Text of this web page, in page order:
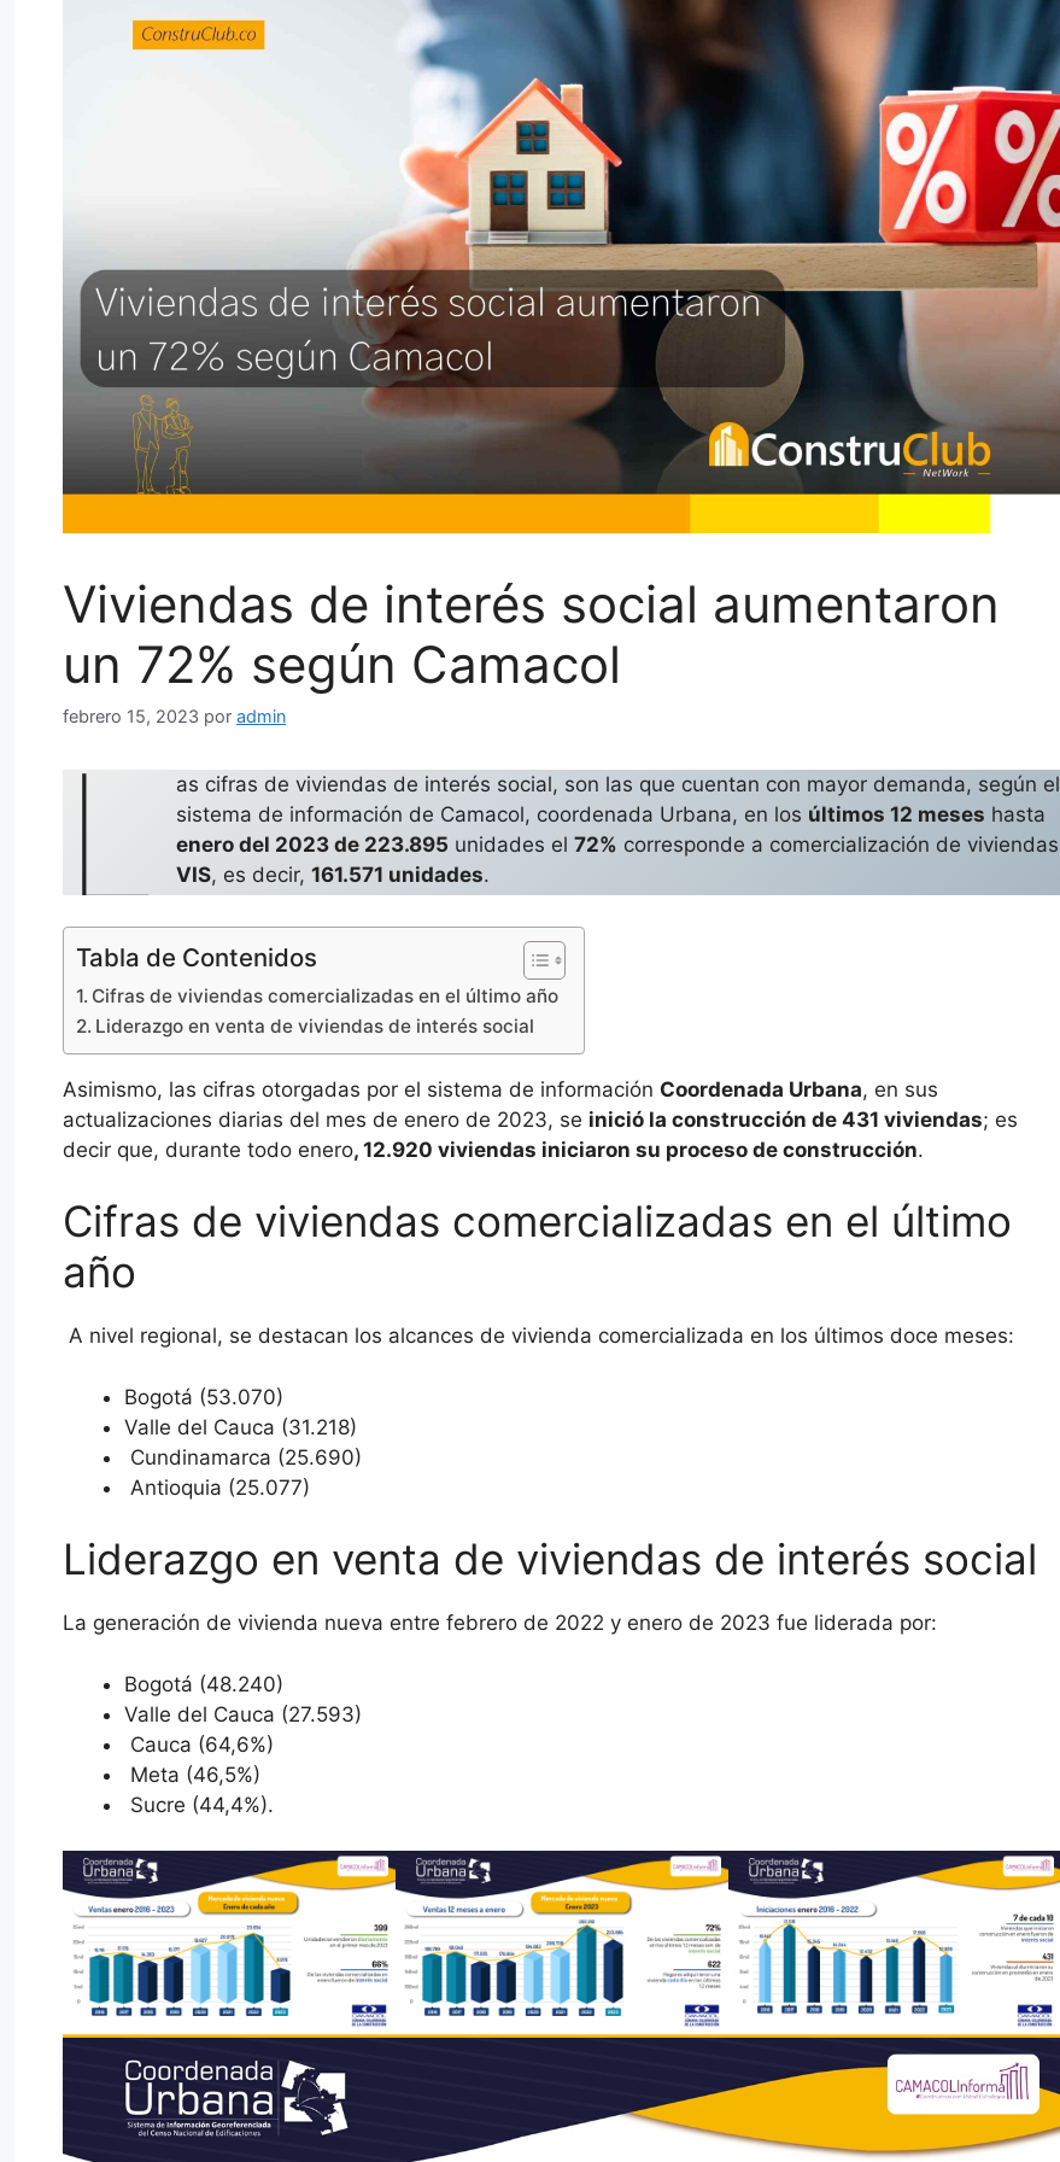
Viviendas de interés social aumentaron
un 72% según Camacol
febrero 15, 2023 por admin
L
as cifras de viviendas de interés social, son las que cuentan con mayor demanda, según el
sistema de información de Camacol, coordenada Urbana, en los últimos 12 meses hasta
enero del 2023 de 223.895 unidades el72% corresponde a comercialización de viviendas
VIS, es decir,161.571 unidades.
Tabla de Contenidos
Cifras de viviendas comercializadas en el último año
Liderazgo en venta de viviendas de interés social
Asimismo, las cifras otorgadas por el sistema de información Coordenada Urbana, en sus
actualizaciones diarias del mes de enero de 2023, se inició la construcción de 431 viviendas; es
decir que, durante todo enero, 12.920 viviendas iniciaron su proceso de construcción.
Cifras de viviendas comercializadas en el último
año
A nivel regional, se destacan los alcances de vivienda comercializada en los últimos doce meses:
Bogotá (53.070)
Valle del Cauca (31.218)
Cundinamarca (25.690)
Antioquia (25.077)
Liderazgo en venta de viviendas de interés social
La generación de vivienda nueva entre febrero de 2022 y enero de 2023 fue liderada por:
Bogotá (48.240)
Valle del Cauca (27.593)
Cauca (64,6%)
Meta (46,5%)
Sucre (44,4%).